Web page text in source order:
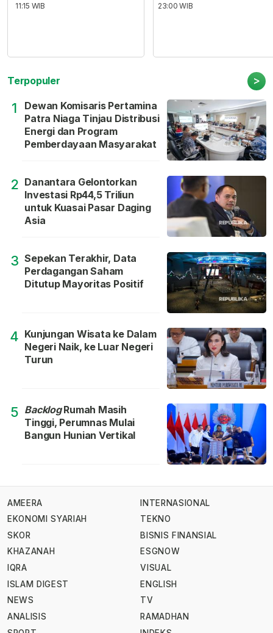
11:15 WIB
23:00 WIB
Terpopuler >
1
Dewan Komisaris Pertamina
Patra Niaga Tinjau Distribusi
Energi dan Program
Pemberdayaan Masyarakat
2 Danantara Gelontorkan
Investasi Rp44,5 Triliun
untuk Kuasai Pasar Daging
Asia
3 Sepekan Terakhir, Data
Perdagangan Saham
Ditutup Mayoritas Positif
4 Kunjungan Wisata ke Dalam
Negeri Naik, ke Luar Negeri
Turun
5 BacklogRumah Masih
Tinggi, Perumnas Mulai
Bangun Hunian Vertikal
AMEERA
EKONOMI SYARIAH
SKOR
KHAZANAH
IQRA
ISLAM DIGEST
NEWS
ANALISIS
INTERNASIONAL
TEKNO
BISNIS FINANSIAL
ESGNOW
VISUAL
ENGLISH
TV
RAMADHAN